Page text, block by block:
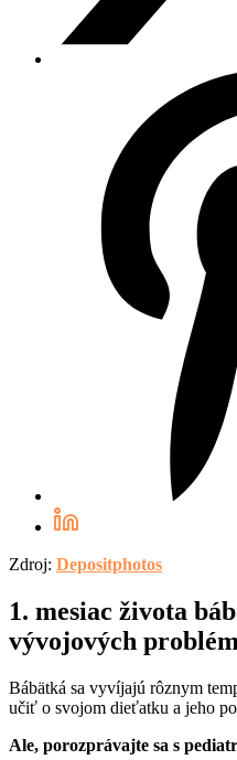
Zdroj: Depositphotos
1. mesiac života
vývojových
Bábätká sa vyvíjajú rôznym
učiť o svojom dieťatku a jeho
Ale, porozprávajte sa s